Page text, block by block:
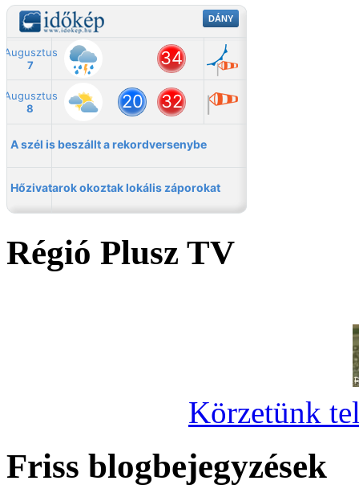
Régió Plusz TV
Körzetünk
Friss blogbejegyzések